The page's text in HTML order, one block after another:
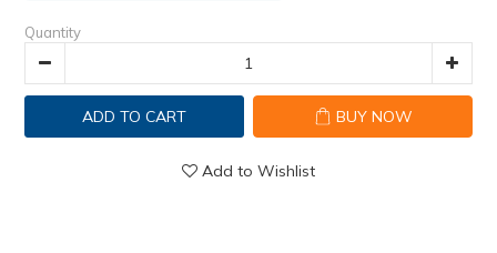
Quantity
ADD TO CART BUY NOW
Add to Wishlist